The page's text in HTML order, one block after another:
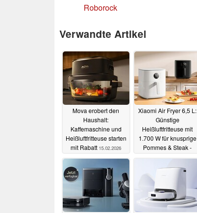
Roborock
Verwandte Artikel
Mova erobert den
Haushalt:
Kaffemaschine und
Heißluftfritteuse starten
mit Rabatt 15.02.2026
Xiaomi Air Fryer 6,5 L:
Günstige
Heißluftfritteuse mit
1.700 W für knusprige
Pommes & Steak -
aufgehen13.12.2025